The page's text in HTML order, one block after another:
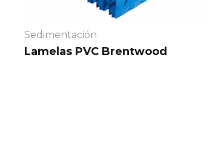
Sedimentación
Lamelas PVC Brentwood